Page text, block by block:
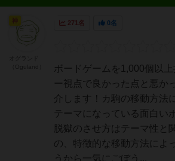
271名 0名
ボードゲームを1,000個以
ー視点で良かった点と悪か
介します！カ駒の移動方法
テーマになっている面白い
脱獄のさせ方はテーマ性と
の、特徴的な移動方法によ
うから一気にごぼう...